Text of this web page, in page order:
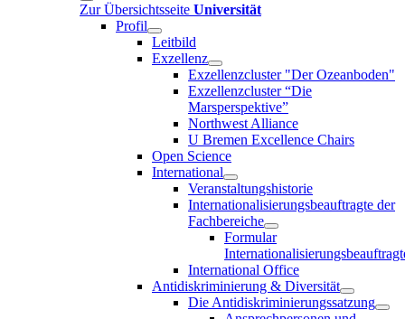
Zur Übersichtsseite Universität
Profil
Leitbild
Exzellenz
Exzellenzcluster "Der Ozeanboden"
Exzellenzcluster “Die
Marsperspektive”
Northwest Alliance
U Bremen Excellence Chairs
Open Science
International
Veranstaltungshistorie
Internationalisierungsbeauftragte der
Fachbereiche
Formular
International Office
Antidiskriminierung & Diversität
Die Antidiskriminierungssatzung